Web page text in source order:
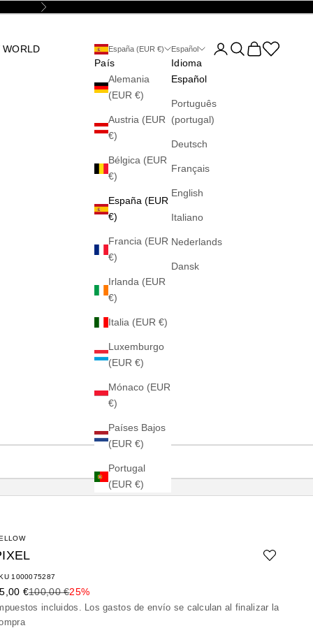
Siguiente
WORLD España (EUR €)
País
Alemania
(EUR €)
Austria (EUR
€)
Bélgica (EUR
€)
España (EUR
€)
Francia (EUR
€)
Irlanda (EUR
€)
Italia (EUR €)
Luxemburgo
(EUR €)
Mónaco (EUR
€)
Países Bajos
(EUR €)
Portugal
(EUR €)
Español
Idioma
Español
Português
(portugal)
Deutsch
Français
English
Italiano
Nederlands
Dansk
Abrir página de la
Abrir búsqueda
Abrir cesta
Abrir la
1000075287
de oferta
€Precio normal
100,00 €25%
incluidos. Losgastos de envío se calculan al finalizar la